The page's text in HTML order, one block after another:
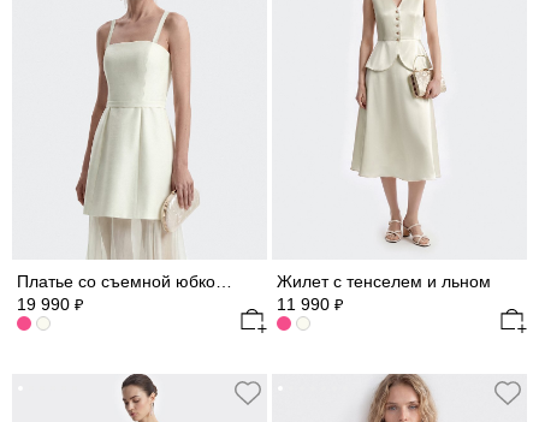
19 990 ₽
Жилет с тенселем и льном
11 990 ₽